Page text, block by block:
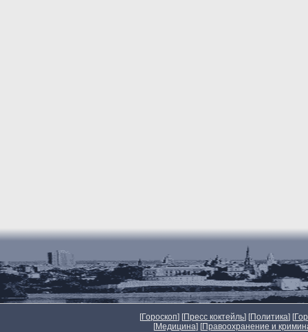
[Гороскоп] [Пресс коктейль] [Политика] [
[Медицина] [Правоохранение и